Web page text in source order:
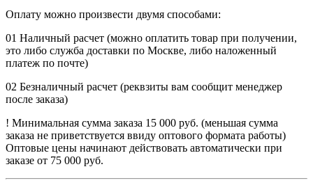
Оплату можно произвести двумя способами:
01 Наличный расчет (можно оплатить товар при получении,
это либо служба доставки по Москве, либо наложенный
платеж по почте)
02 Безналичный расчет (реквзиты вам сообщит менеджер
после заказа)
! Минимальная сумма заказа 15 000 руб. (меньшая сумма
заказа не приветствуется ввиду оптового формата работы)
Оптовые цены начинают действовать автоматически при
заказе от 75 000 руб.